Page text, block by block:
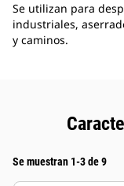
Se utilizan para
industriales,
y caminos.
Se muestran 1-3 de 9